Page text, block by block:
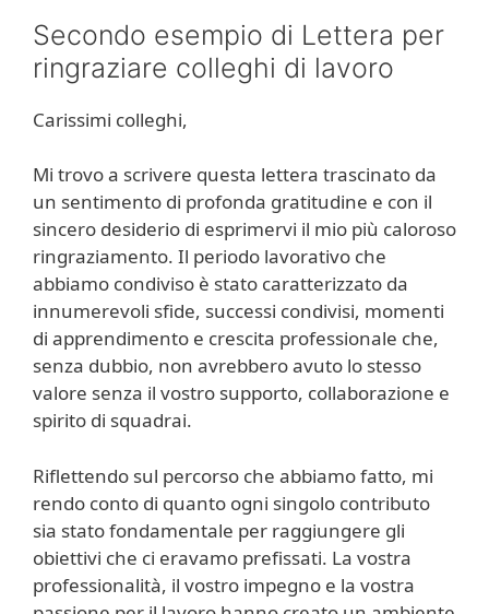
Secondo esempio di Lettera per
ringraziare colleghi di lavoro
Carissimi colleghi,
Mi trovo a scrivere questa lettera trascinato da
un sentimento di profonda gratitudine e con il
sincero desiderio di esprimervi il mio più caloroso
ringraziamento. Il periodo lavorativo che
abbiamo condiviso è stato caratterizzato da
innumerevoli sfide, successi condivisi, momenti
di apprendimento e crescita professionale che,
senza dubbio, non avrebbero avuto lo stesso
valore senza il vostro supporto, collaborazione e
spirito di squadrai.
Riflettendo sul percorso che abbiamo fatto, mi
rendo conto di quanto ogni singolo contributo
sia stato fondamentale per raggiungere gli
obiettivi che ci eravamo prefissati. La vostra
professionalità, il vostro impegno e la vostra